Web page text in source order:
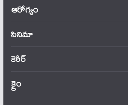
ఆరోగ్యం
సినిమా
కెరీర్
క్రైం